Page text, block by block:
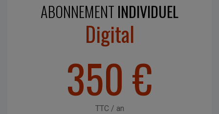
ABONNEMENT INDIVIDUEL
Digital
350 €
TTC / an